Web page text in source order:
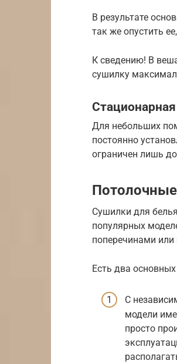
В результате
так же опустить
К сведению! В
сушилку
Для небольших
постоянно
ограничен лишь
Сушилки для
популярных
поперечинами или
Есть два
С
модели
просто